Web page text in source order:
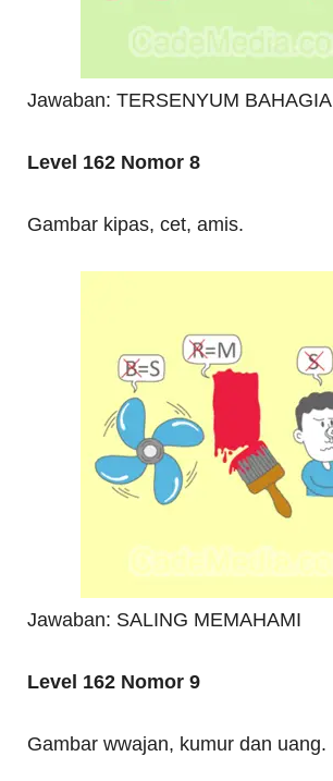
Jawaban: TERSENYUM BAHAGIA
Level 162 Nomor 8
Gambar kipas, cet, amis.
Jawaban: SALING MEMAHAMI
Level 162 Nomor 9
Gambar wwajan, kumur dan uang.